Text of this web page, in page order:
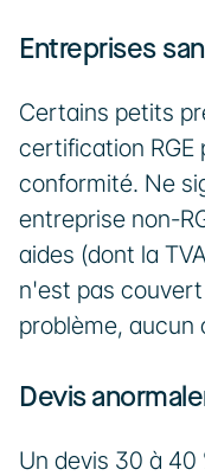
Entreprises
Certains petits
certification RGE
conformité. Ne
entreprise non-
aides (dont la
n'est pas
problème, aucun
Devis
Un devis 30 à 40